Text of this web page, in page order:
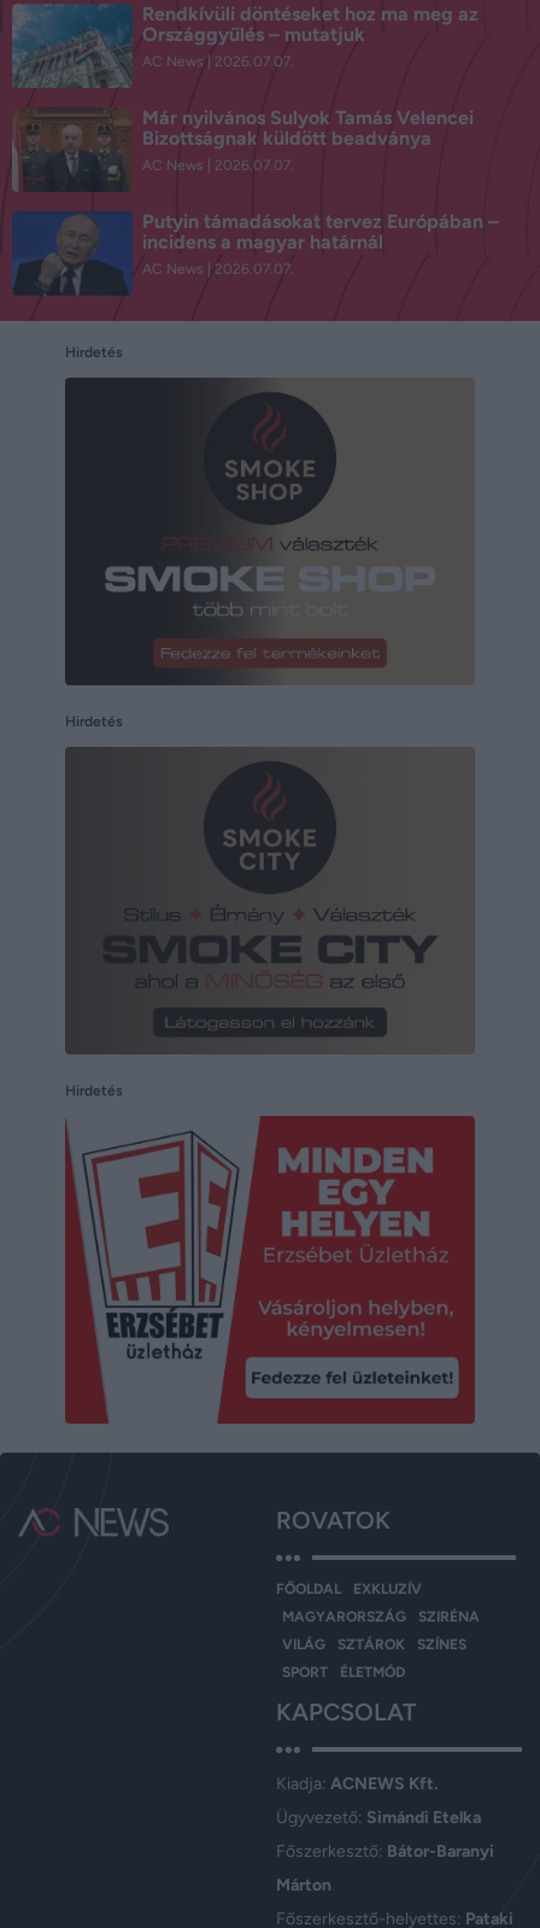
Rendkívüli döntéseket hoz ma meg az
Országgyűlés – mutatjuk
AC News 2026.07.07.
Már nyilvános Sulyok Tamás Velencei
Bizottságnak küldött beadványa
AC News 2026.07.07.
Putyin támadásokat tervez Európában –
incidens a magyar határnál
AC News 2026.07.07.
Hirdetés
Hirdetés
Hirdetés
ROVATOK
FŐOLDAL
EXKLUZÍV
MAGYARORSZÁG
SZIRÉNA
VILÁG
SZTÁROK
SZÍNES
SPORT
ÉLETMÓD
KAPCSOLAT
Kiadja: ACNEWS Kft.
Ügyvezető: Simándi Etelka
Főszerkesztő: Bátor-Baranyi
Márton
Főszerkesztő-helyettes: Pataki